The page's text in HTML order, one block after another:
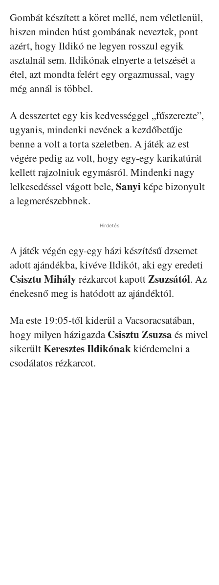
Gombát készített a köret mellé, nem véletlenül,
hiszen minden húst gombának neveztek, pont
azért, hogy Ildikó ne legyen rosszul egyik
asztalnál sem. Ildikónak elnyerte a tetszését a
étel, azt mondta felért egy orgazmussal, vagy
még annál is többel.
A desszertet egy kis kedvességgel „fűszerezte”,
ugyanis, mindenki nevének a kezdőbetűje
benne a volt a torta szeletben. A játék az est
végére pedig az volt, hogy egy-egy karikatúrát
kellett rajzolniuk egymásról. Mindenki nagy
lelkesedéssel vágott bele, Sanyiképe bizonyult
a legmerészebbnek.
Hirdetés
A játék végén egy-egy házi készítésű dzsemet
adott ajándékba, kivéve Ildikót, aki egy eredeti
Csisztu Mihály rézkarcot kapottZsuzsától. Az
énekesnő meg is hatódott az ajándéktól.
Ma este 19:05-től kiderül a Vacsoracsatában,
hogy milyen házigazdaCsisztu Zsuzsa és mivel
sikerültKeresztes Ildikónakkiérdemelni a
csodálatos rézkarcot.